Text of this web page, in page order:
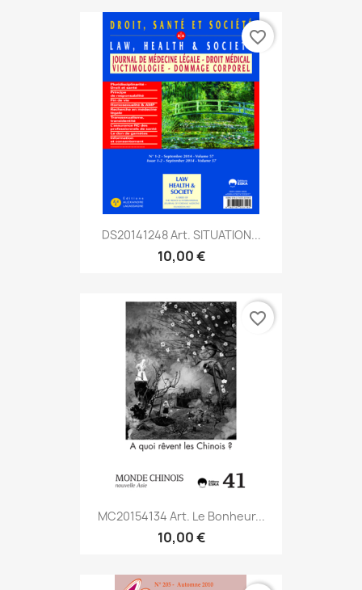
DS20141248 Art. SITUATION...
10,00 €
favorite_border
MC20154134 Art. Le Bonheur...
10,00 €
favorite_border